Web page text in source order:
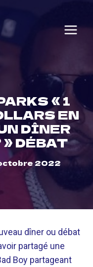
« 1
EN
DÎNER
DÉBAT
2022
dîner ou débat
partagé une
Boy partageant